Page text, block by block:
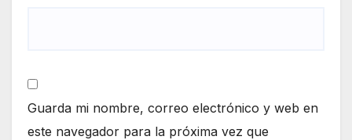
Guarda mi nombre, correo electrónico y web en
este navegador para la próxima vez que